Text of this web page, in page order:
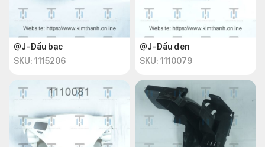
@J-Đầu bạc
SKU: 1115206
@J-Đầu đen
SKU: 1110079